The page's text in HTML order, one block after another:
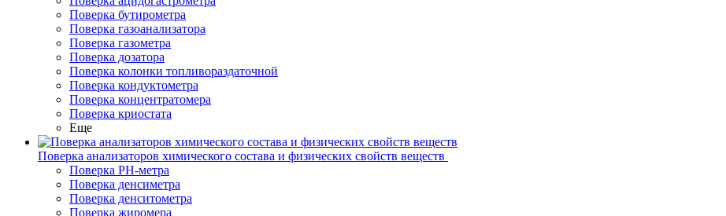
Поверка бутирометра
Поверка газоанализатора
Поверка газометра
Поверка дозатора
Поверка колонки топливораздаточной
Поверка кондуктометра
Поверка концентратомера
Поверка криостата
Еще
Поверка анализаторов химического состава и физических свойств веществ
Поверка PH-метра
Поверка денсиметра
Поверка денситометра
Поверка жиромера